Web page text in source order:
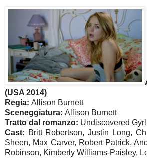
(USA 2014)
Regia: Allison Burnett
Sceneggiatura: Allison Burnett
Tratto dal romanzo: Undiscovered
Cast: Britt Robertson, Justin Long,
Sheen, Max Carver, Robert Patrick,
Robinson, Kimberly Williams-Paisley,